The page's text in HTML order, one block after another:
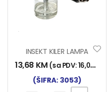
INSEKT KILER LAMPA
13,68 KM (sa PDV:16,00
(ŠIFRA: 3053)